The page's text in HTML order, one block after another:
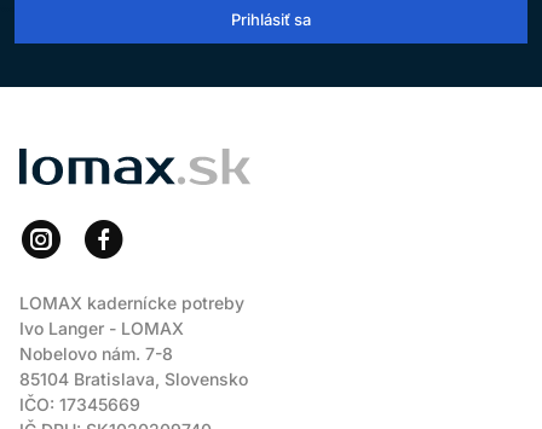
Prihlásiť sa
LOMAX
LOMAX kadernícke potreby
Ivo Langer - LOMAX
Nobelovo nám. 7-8
85104 Bratislava, Slovensko
IČO: 17345669